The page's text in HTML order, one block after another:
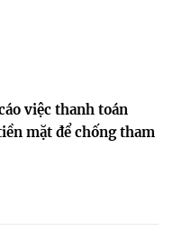
việc thanh toán
mặt để chống tham